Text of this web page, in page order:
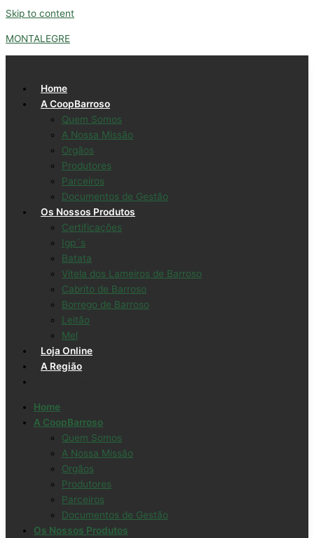
Skip to content
MONTALEGRE
Home
A CoopBarroso
Quem Somos
A Nossa Missão
Orgãos
Produtores
Parceiros
Documentos de Gestão
Os Nossos Produtos
Certificações
Igp´s
Batata
Vitela dos Lameiros de Barroso
Cabrito de Barroso
Borrego de Barroso
Leitão
Mel
Loja Online
A Região
Home
A CoopBarroso
Quem Somos
A Nossa Missão
Orgãos
Produtores
Parceiros
Documentos de Gestão
Os Nossos Produtos